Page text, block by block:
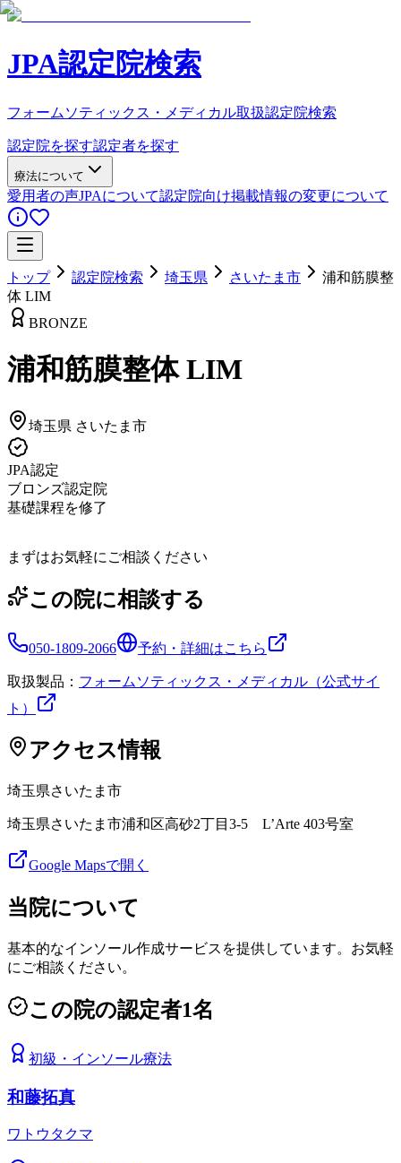
JPA認定院検索
フォームソティックス・メディカル取扱認定院検索
認定院を探す認定者を探す
療法について
愛用者の声JPAについて認定院向け掲載情報の変更について
トップ 認定院検索 埼玉県 さいたま市
浦和筋膜整
体 LIM
BRONZE
浦和筋膜整体 LIM
埼玉県 さいたま市
JPA認定
ブロンズ認定院
基礎課程を修了
まずはお気軽にご相談ください
この院に相談する
050-1809-2066 予約・詳細はこちら
取扱製品： フォームソティックス・メディカル（公式サイ
ト）
アクセス情報
埼玉県さいたま市
埼玉県さいたま市浦和区高砂2丁目3-5 L’Arte 403号室
Google Mapsで開く
当院について
基本的なインソール作成サービスを提供しています。お気軽
にご相談ください。
この院の認定者1名
初級 ・ インソール療法
和藤拓真
ワトウタクマ